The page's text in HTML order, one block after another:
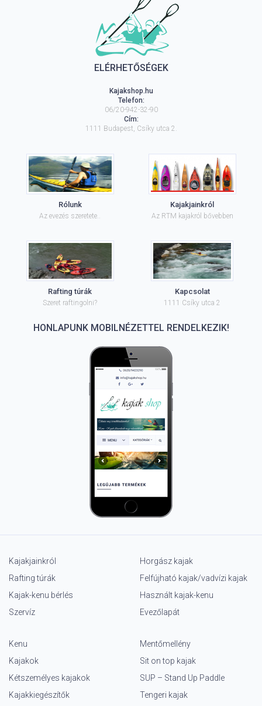
ELÉRHETŐSÉGEK
Kajakshop.hu
Telefon:
06/20-942-32-90
Cím:
1111 Budapest Csíky utca 2.
Rólunk
Az evezés szeretete..
Kajakjainkról
Az RTM kajakról bővebben
Rafting túrák
Szeret raftingolni?
Kapcsolat
1111 Csíky utca 2
HONLAPUNK MOBILNÉZETTEL RENDELKEZIK!
Kajakjainkról
Rafting túrák
Kajak-kenu bérlés
Szervíz
Horgász kajak
Felfújható kajak/vadvízi kajak
Használt kajak-kenu
Evezőlapát
Kenu
Kajakok
Kétszemélyes kajakok
Kajakkiegészítők
Mentőmellény
Sit on top kajak
SUP – Stand Up Paddle
Tengeri kajak